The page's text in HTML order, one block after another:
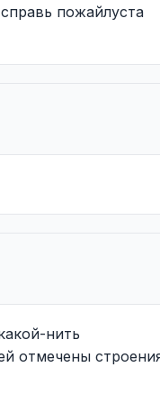
пожайлуста
нить
отмечены